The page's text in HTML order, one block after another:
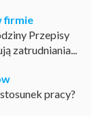
firmie
Przepisy
zatrudniania...
pracy?